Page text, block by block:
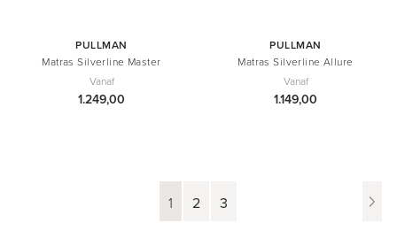
PULLMAN
Matras Silverline Master
Vanaf
1.249,00
PULLMAN
Matras Silverline Allure
Vanaf
1.149,00
Je
lees
1 Pagina
2 Pagina
3